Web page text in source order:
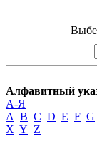
Алфавитный
А-Я
A B C D E F G
X Y Z